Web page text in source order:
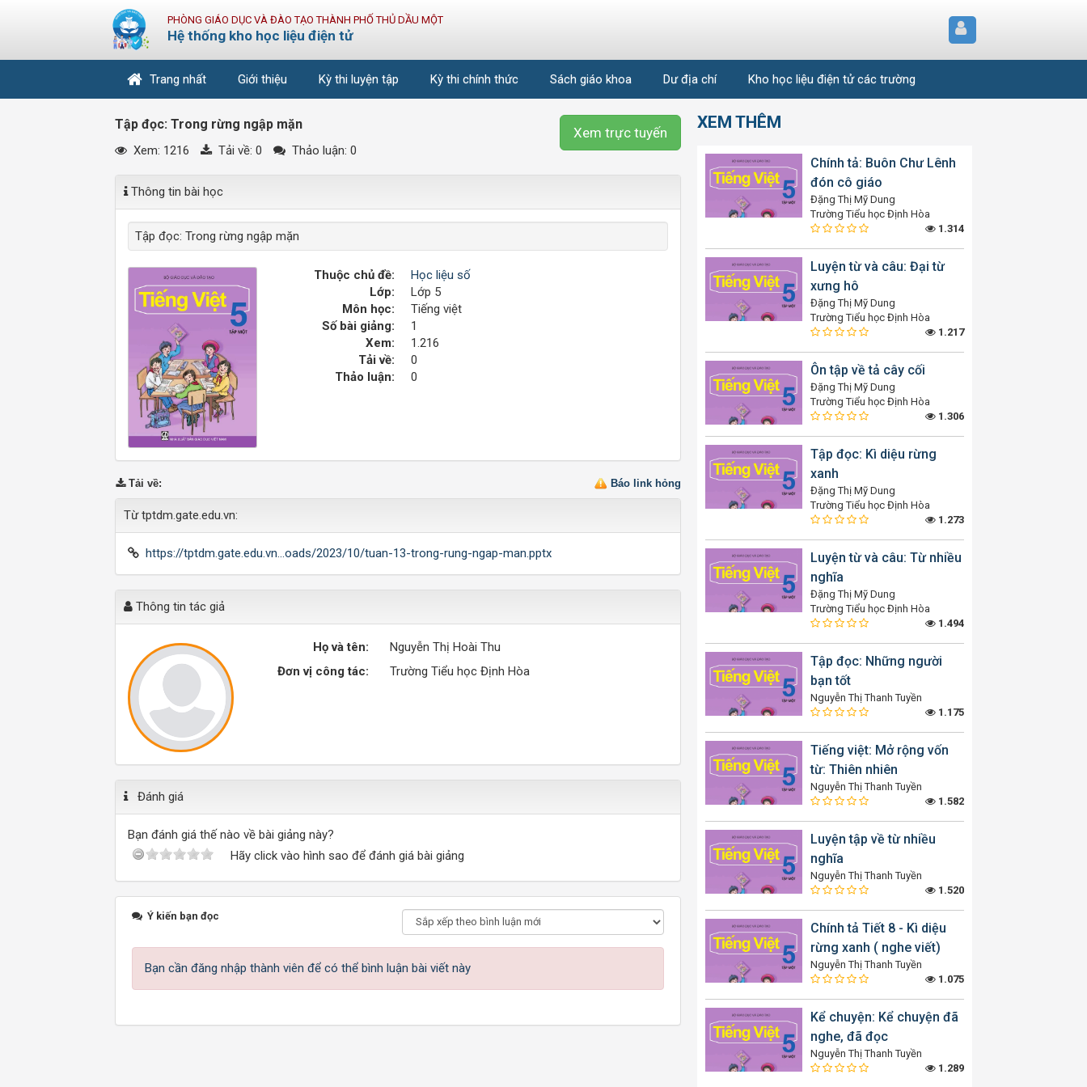
PHÒNG GIÁO DỤC VÀ ĐÀO TẠO THÀNH PHỐ THỦ DẦU MỘT
Hệ thống kho học liệu điện tử
Trang nhất Giới thiệu Kỳ thi luyện tập Kỳ thi chính thức Sách giáo khoa Dư địa chí Kho học liệu điện tử các trường
Xem trực tuyến
Tập đọc: Trong rừng ngập mặn
Xem: 1216 Tải về: 0 Thảo luận: 0
Thông tin bài học
Tập đọc: Trong rừng ngập mặn
Thuộc chủ đề:
Học liệu số
Lớp:
Lớp 5
Môn học:
Tiếng việt
Số bài giảng:
1
Xem:
1.216
Tải về:
0
Thảo luận:
0
Báo link hỏng
Tải về:
Từ tptdm.gate.edu.vn:
https://tptdm.gate.edu.vn...oads/2023/10/tuan-13-trong-rung-ngap-man.pptx
Thông tin tác giả
Họ và tên:
Nguyễn Thị Hoài Thu
Đơn vị công tác:
Trường Tiểu học Định Hòa
Đánh giá
Bạn đánh giá thế nào về bài giảng này?
Hãy click vào hình sao để đánh giá bài giảng
Ý kiến bạn đọc
Bạn cần đăng nhập thành viên để có thể bình luận bài viết này
XEM THÊM
Chính tả: Buôn Chư Lênh
đón cô giáo
Đặng Thị Mỹ Dung
Trường Tiểu học Định Hòa
1.314
Luyện từ và câu: Đại từ
xưng hô
Đặng Thị Mỹ Dung
Trường Tiểu học Định Hòa
1.217
Ôn tập về tả cây cối
Đặng Thị Mỹ Dung
Trường Tiểu học Định Hòa
1.306
Tập đọc: Kì diệu rừng
xanh
Đặng Thị Mỹ Dung
Trường Tiểu học Định Hòa
1.273
Luyện từ và câu: Từ nhiều
nghĩa
Đặng Thị Mỹ Dung
Trường Tiểu học Định Hòa
1.494
Tập đọc: Những người
bạn tốt
Nguyễn Thị Thanh Tuyền
1.175
Tiếng việt: Mở rộng vốn
từ: Thiên nhiên
Nguyễn Thị Thanh Tuyền
1.582
Luyện tập về từ nhiều
nghĩa
Nguyễn Thị Thanh Tuyền
1.520
Chính tả Tiết 8 - Kì diệu
rừng xanh ( nghe viết)
Nguyễn Thị Thanh Tuyền
1.075
Kể chuyện: Kể chuyện đã
nghe, đã đọc
Nguyễn Thị Thanh Tuyền
1.289